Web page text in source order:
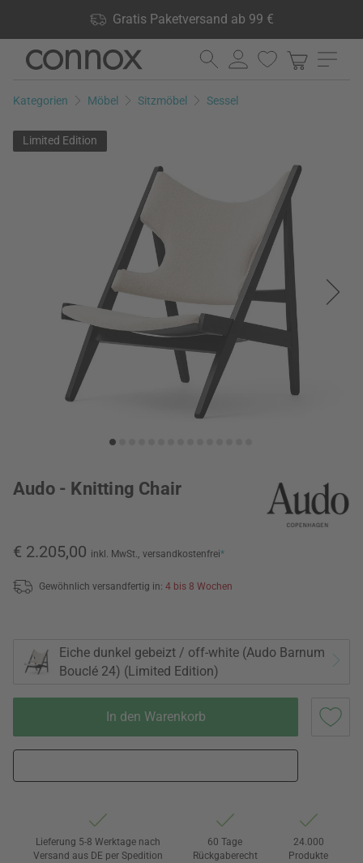
Gratis Paketversand ab 99 €
lagernd, 60 Tage Rückgaberecht
Direkt
Seiteninhalt
Direkt
Suchfeld
Kategorien Möbel Sitzmöbel Sessel
Audo - Knitting Chair
€ 2.205,00 inkl. MwSt., versandkostenfrei*
Gewöhnlich versandfertig in: 4 bis 8 Wochen
Eiche dunkel gebeizt / off-white (Audo Barnum
Bouclé 24) (Limited Edition)
In den Warenkorb
Lieferung 5-8 Werktage nach
Versand aus DE per Spedition
60 Tage
Rückgaberecht
24.000
Produkte
Limited Edition